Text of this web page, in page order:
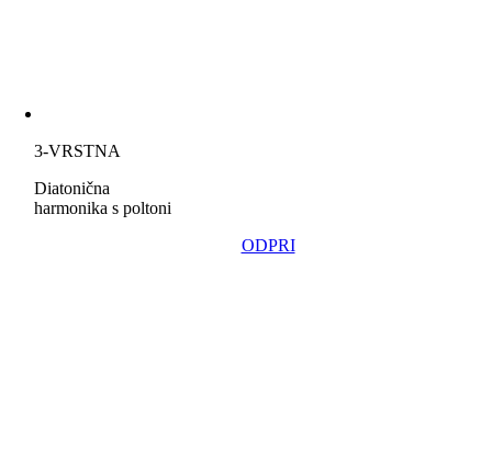
3-VRSTNA
Diatonična
harmonika s poltoni
ODPRI